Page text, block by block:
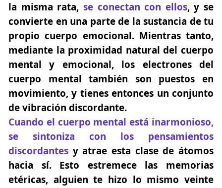
la misma rata, se conectan con ellos, y se
convierte en una parte de la sustancia de tu
propio cuerpo emocional. Mientras tanto,
mediante la proximidad natural del cuerpo
mental y emocional, los electrones del
cuerpo mental también son puestos en
movimiento, y tienes entonces un conjunto
de vibración discordante.
Cuando el cuerpo mental está inarmonioso,
se sintoniza con los pensamientos
discordantes y atrae esta clase de átomos
hacia sí. Esto estremece las memorias
etéricas, alguien te hizo lo mismo veinte